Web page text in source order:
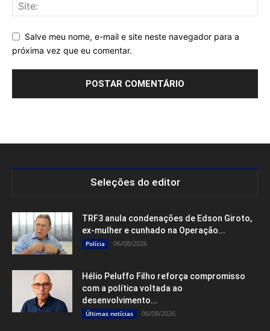
Salve meu nome, e-mail e site neste navegador para a
próxima vez que eu comentar.
Seleções do editor
TRF3 anula condenações de Edson Giroto,
ex-mulher e cunhado na Operação...
Polícia 06/08/2026
Hélio Peluffo Filho reforça compromisso
com a política voltada ao
desenvolvimento...
Últimas notícias 06/08/2026